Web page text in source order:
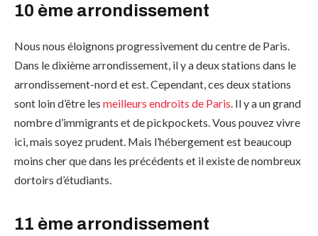
10 ème arrondissement
Nous nous éloignons progressivement du centre de Paris.
Dans le dixième arrondissement, il y a deux stations dans le
arrondissement-nord et est. Cependant, ces deux stations
sont loin d’être les meilleurs endroits de Paris . Il y a un grand
nombre d’immigrants et de pickpockets. Vous pouvez vivre
ici, mais soyez prudent. Mais l’hébergement est beaucoup
moins cher que dans les précédents et il existe de nombreux
dortoirs d’étudiants.
11 ème arrondissement